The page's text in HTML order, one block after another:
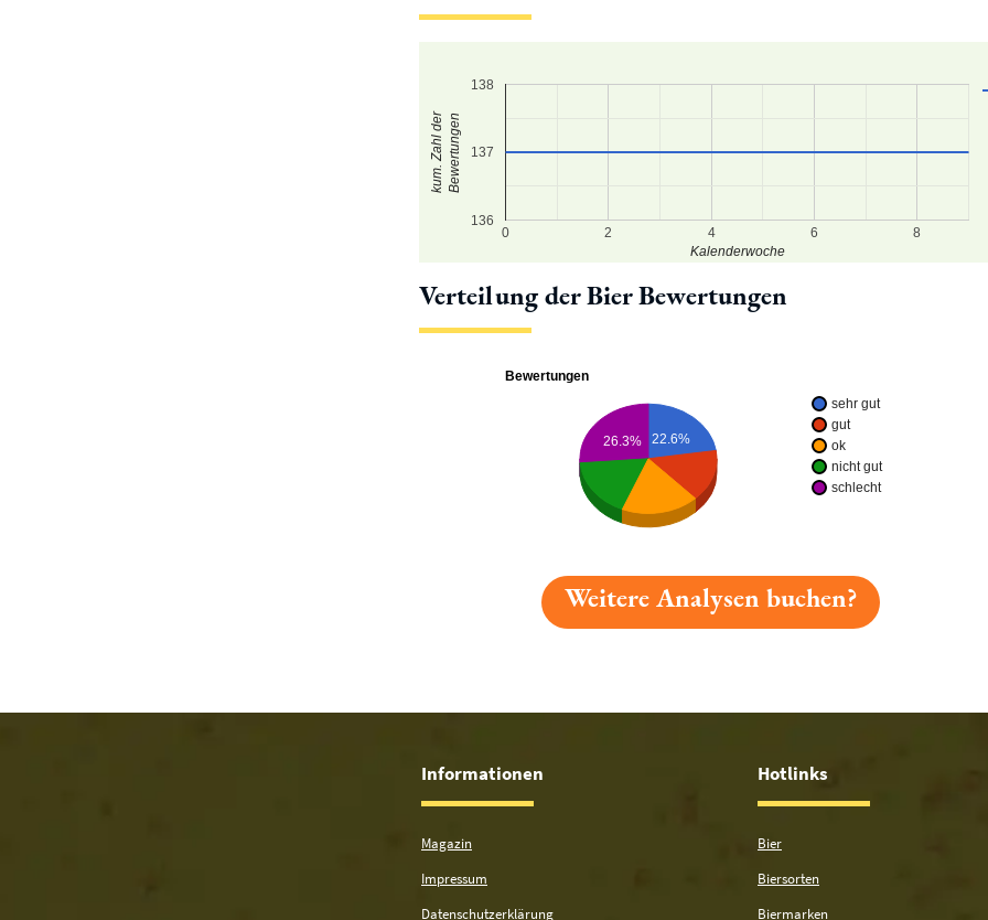
0 2 4 6 8
136
137
138
Kalenderwoche
kum. Zahl derBewertungen
Verteilung der Bier Bewertungen
Bewertungen
sehr gut
gut
ok
nicht gut
schlecht
22.6%
26.3%
Weitere Analysen buchen?
Informationen
Magazin
Impressum
Datenschutzerklärung
Hotlinks
Bier
Biersorten
Biermarken